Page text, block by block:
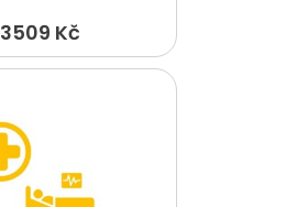
3509 Kč